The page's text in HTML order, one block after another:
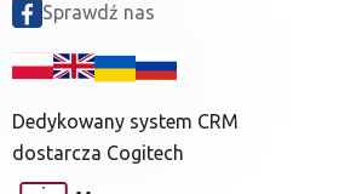
Sprawdź nas
Dedykowany system CRM
dostarcza Cogitech